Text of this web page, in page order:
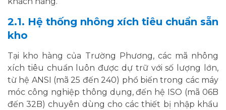
2.1. Hệ thống nhông xích tiêu chuẩn sẵn
kho
Tại kho hàng của Trường Phương, các mã nhông
xích tiêu chuẩn luôn được dự trữ với số lượng lớn,
từ hệ ANSI (mã 25 đến 240) phổ biến trong các máy
móc công nghiệp thông dụng, đến hệ ISO (mã 06B
đến 32B) chuyên dùng cho các thiết bị nhập khẩu